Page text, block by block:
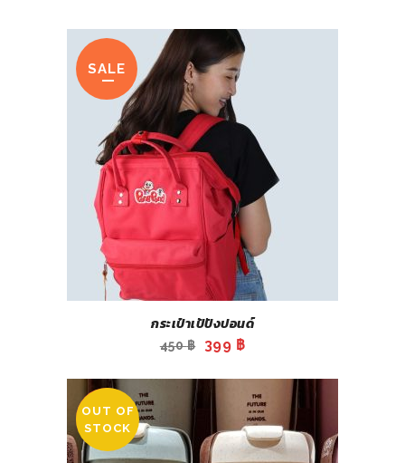
SALE
กระเป๋าเป้ปังปอนด์
450฿
Original
was:
450 ฿.
399 ฿Current
is:
399 ฿.
SALE
OUT OF
STOCK